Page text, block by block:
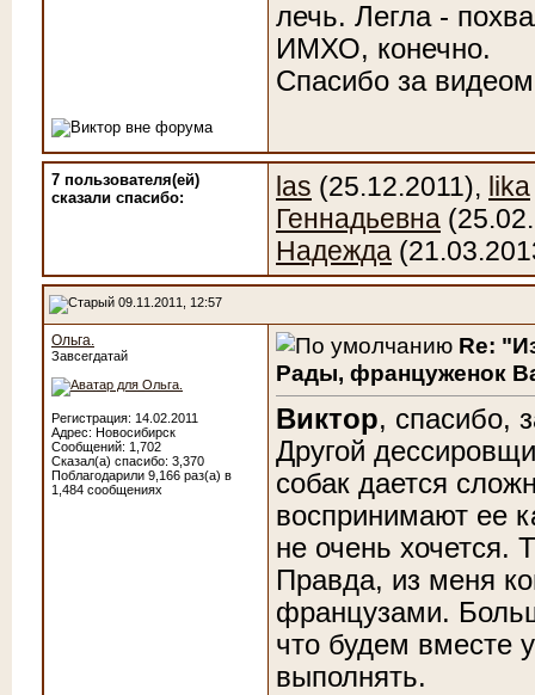
лечь. Легла -
ИМХО, конечно.
Спасибо за
7 пользователя(ей)
сказали cпасибо:
las (25.12.2011), lika
Геннадьевна
Надежда
09.11.2011, 12:57
Ольга.
Завсегдатай
Регистрация: 14.02.2011
Адрес: Новосибирск
Сообщений: 1,702
Сказал(а) спасибо: 3,370
Поблагодарили 9,166 раз(а) в
1,484 сообщениях
Re:
Рады, француженок
Виктор, спасибо,
Другой
собак дается
воспринимают ее
не очень хочется.
Правда, из меня
французами.
что будем вместе
выполнять.